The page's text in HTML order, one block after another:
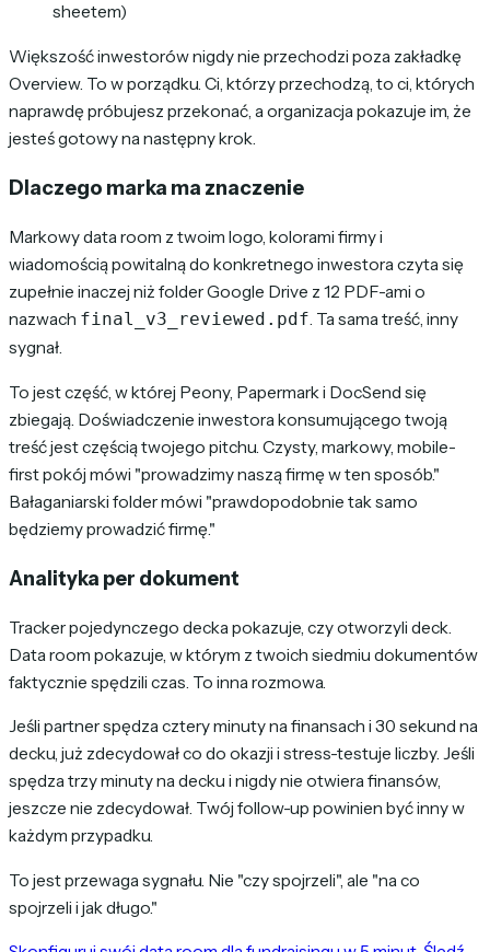
sheetem)
Większość inwestorów nigdy nie przechodzi poza zakładkę
Overview. To w porządku. Ci, którzy przechodzą, to ci, których
naprawdę próbujesz przekonać, a organizacja pokazuje im, że
jesteś gotowy na następny krok.
Dlaczego marka ma znaczenie
Markowy data room z twoim logo, kolorami firmy i
wiadomością powitalną do konkretnego inwestora czyta się
zupełnie inaczej niż folder Google Drive z 12 PDF-ami o
nazwach final_v3_reviewed.pdf. Ta sama treść, inny
sygnał.
To jest część, w której Peony, Papermark i DocSend się
zbiegają. Doświadczenie inwestora konsumującego twoją
treść jest częścią twojego pitchu. Czysty, markowy, mobile-
first pokój mówi "prowadzimy naszą firmę w ten sposób."
Bałaganiarski folder mówi "prawdopodobnie tak samo
będziemy prowadzić firmę."
Analityka per dokument
Tracker pojedynczego decka pokazuje, czy otworzyli deck.
Data room pokazuje, w którym z twoich siedmiu dokumentów
faktycznie spędzili czas. To inna rozmowa.
Jeśli partner spędza cztery minuty na finansach i 30 sekund na
decku, już zdecydował co do okazji i stress-testuje liczby. Jeśli
spędza trzy minuty na decku i nigdy nie otwiera finansów,
jeszcze nie zdecydował. Twój follow-up powinien być inny w
każdym przypadku.
To jest przewaga sygnału. Nie "czy spojrzeli", ale "na co
spojrzeli i jak długo."